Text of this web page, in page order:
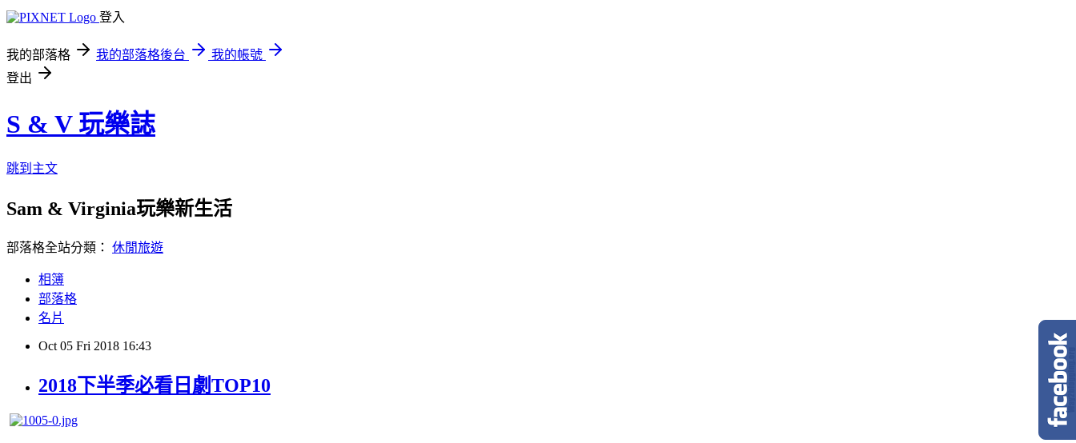
登入
我的部落格 我的部落格後台
我的帳號
登出
S & V 玩樂誌
跳到主文
Sam & Virginia玩樂新生活
部落格全站分類： 休閒旅遊
相簿
部落格
名片
Oct 05 Fri 2018 16:43
2018下半季必看日劇TOP10